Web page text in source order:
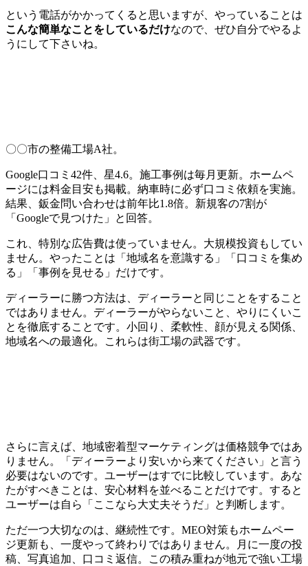
という電話がかかってくると思いますが、やっていることは
こんな簡単なことをしているだけなので、ぜひ自分でやるよ
うにして下さいね。
〇〇市の整備工場A社。
Google口コミ42件、星4.6。施工事例は毎月更新。ホームペ
ージには料金目安も掲載。納車時に必ず口コミ依頼を実施。
結果、鈑金問い合わせは前年比1.8倍。新規客の7割が
「Googleで見つけた」と回答。
これ、特別な広告費は使っていません。大規模投資もしてい
ません。やったことは「地域名を意識する」「口コミを集め
る」「事例を見せる」だけです。
ディーラーに勝つ方法は、ディーラーと同じことをすること
ではありません。ディーラーがやらないこと、やりにくいこ
とを徹底することです。小回り、柔軟性、顔が見える関係、
地域名への最適化。これらは街工場の武器です。
さらに言えば、地域密着型マーケティングは価格競争ではあ
りません。「ディーラーより安いから来てください」と言う
必要はないのです。ユーザーはすでに比較しています。あな
たがすべきことは、安心材料を並べることだけです。すると
ユーザーは自ら「ここなら大丈夫そうだ」と判断します。
ただ一つ大切なのは、継続性です。MEO対策もホームペー
ジ更新も、一度やって終わりではありません。月に一度の投
稿、写真追加、口コミ返信。この積み重ねが地元で強い工場